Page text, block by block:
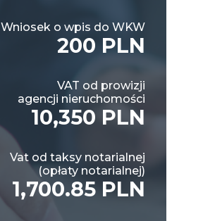
Wniosek o wpis do WKW
200 PLN
VAT od prowizji
agencji nieruchomości
10,350 PLN
Vat od taksy notarialnej
(opłaty notarialnej)
1,700.85 PLN